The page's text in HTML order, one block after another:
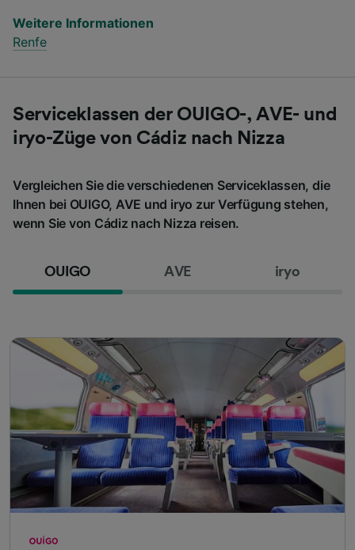
Weitere Informationen
Renfe
Serviceklassen der OUIGO-, AVE- und
iryo-Züge von Cádiz nach Nizza
Vergleichen Sie die verschiedenen Serviceklassen, die
Ihnen bei OUIGO, AVE und iryo zur Verfügung stehen,
wenn Sie von Cádiz nach Nizza reisen.
OUIGO AVE iryo